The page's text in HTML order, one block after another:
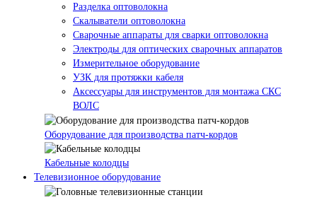
Разделка оптоволокна
Скалыватели оптоволокна
Сварочные аппараты для сварки оптоволокна
Электроды для оптических сварочных аппаратов
Измерительное оборудование
УЗК для протяжки кабеля
Аксессуары для инструментов для монтажа СКС
ВОЛС
Оборудование для производства патч-кордов
Кабельные колодцы
Телевизионное оборудование